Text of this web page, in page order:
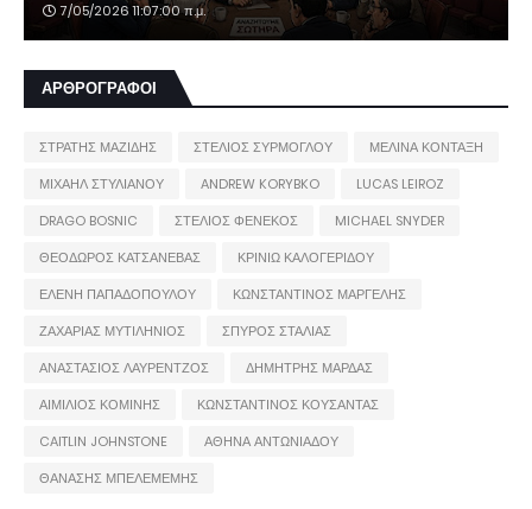
7/05/2026 11:07:00 π.μ.
ΑΡΘΡΟΓΡΑΦΟΙ
ΣΤΡΑΤΗΣ ΜΑΖΙΔΗΣ ΣΤΕΛΙΟΣ ΣΥΡΜΟΓΛΟΥ
ΜΕΛΙΝΑ ΚΟΝΤΑΞΗ
ΜΙΧΑΗΛ ΣΤΥΛΙΑΝΟΥ
ANDREW KORYBKO
LUCAS LEIROZ
DRAGO BOSNIC
ΣΤΕΛΙΟΣ ΦΕΝΕΚΟΣ
MICHAEL SNYDER
ΘΕΟΔΩΡΟΣ ΚΑΤΣΑΝΕΒΑΣ
ΚΡΙΝΙΩ ΚΑΛΟΓΕΡΙΔΟΥ
ΕΛΕΝΗ ΠΑΠΑΔΟΠΟΥΛΟΥ
ΚΩΝΣΤΑΝΤΙΝΟΣ ΜΑΡΓΕΛΗΣ
ΖΑΧΑΡΙΑΣ ΜΥΤΙΛΗΝΙΟΣ
ΣΠΥΡΟΣ ΣΤΑΛΙΑΣ
ΑΝΑΣΤΑΣΙΟΣ ΛΑΥΡΕΝΤΖΟΣ
ΔΗΜΗΤΡΗΣ ΜΑΡΔΑΣ
ΑΙΜΙΛΙΟΣ ΚΟΜΙΝΗΣ
ΚΩΝΣΤΑΝΤΙΝΟΣ ΚΟΥΣΑΝΤΑΣ
CAITLIN JOHNSTONE
ΑΘΗΝΑ ΑΝΤΩΝΙΑΔΟΥ
ΘΑΝΑΣΗΣ ΜΠΕΛΕΜΕΜΗΣ